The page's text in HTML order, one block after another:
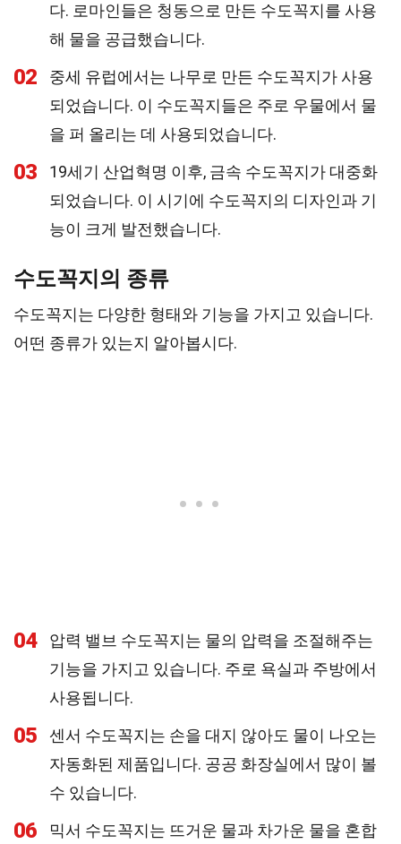
다. 로마인들은 청동으로 만든 수도꼭지를 사용
해 물을 공급했습니다.
02
중세 유럽에서는 나무로 만든 수도꼭지가 사용
되었습니다. 이 수도꼭지들은 주로 우물에서 물
을 퍼 올리는 데 사용되었습니다.
03
19세기 산업혁명 이후, 금속 수도꼭지가 대중화
되었습니다. 이 시기에 수도꼭지의 디자인과 기
능이 크게 발전했습니다.
수도꼭지의 종류
수도꼭지는 다양한 형태와 기능을 가지고 있습니다.
어떤 종류가 있는지 알아봅시다.
04
압력 밸브 수도꼭지는 물의 압력을 조절해주는
기능을 가지고 있습니다. 주로 욕실과 주방에서
사용됩니다.
05
센서 수도꼭지는 손을 대지 않아도 물이 나오는
자동화된 제품입니다. 공공 화장실에서 많이 볼
수 있습니다.
06
믹서 수도꼭지는 뜨거운 물과 차가운 물을 혼합